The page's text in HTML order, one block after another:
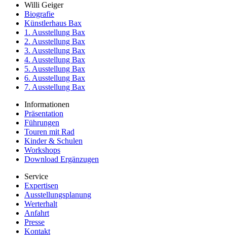
Willi Geiger
Biografie
Künstlerhaus Bax
1. Ausstellung Bax
2. Ausstellung Bax
3. Ausstellung Bax
4. Ausstellung Bax
5. Ausstellung Bax
6. Ausstellung Bax
7. Ausstellung Bax
Informationen
Präsentation
Führungen
Touren mit Rad
Kinder & Schulen
Workshops
Download Ergänzugen
Service
Expertisen
Ausstellungsplanung
Werterhalt
Anfahrt
Presse
Kontakt